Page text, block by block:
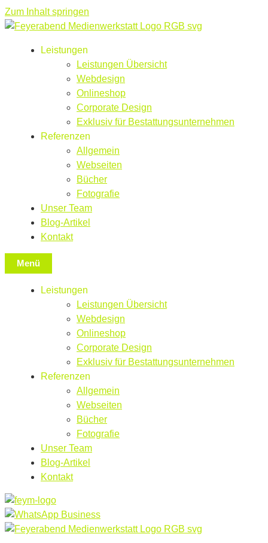
Zum Inhalt springen
Leistungen
Leistungen Übersicht
Webdesign
Onlineshop
Corporate Design
Exklusiv für Bestattungsunternehmen
Referenzen
Allgemein
Webseiten
Bücher
Fotografie
Unser Team
Blog-Artikel
Kontakt
Menü
Leistungen
Leistungen Übersicht
Webdesign
Onlineshop
Corporate Design
Exklusiv für Bestattungsunternehmen
Referenzen
Allgemein
Webseiten
Bücher
Fotografie
Unser Team
Blog-Artikel
Kontakt